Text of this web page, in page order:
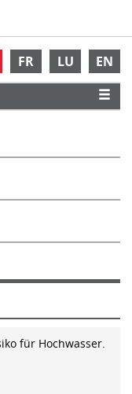
FR LU EN
für Hochwasser.